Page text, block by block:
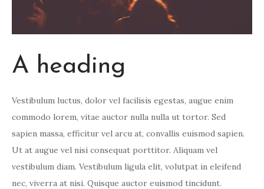
A heading
Vestibulum luctus, dolor vel facilisis egestas, augue enim
commodo lorem, vitae auctor nulla nulla ut tortor. Sed
sapien massa, efficitur vel arcu at, convallis euismod sapien.
Ut at augue vel nisi consequat porttitor. Aliquam vel
vestibulum diam. Vestibulum ligula elit, volutpat in eleifend
nec, viverra at nisi. Quisque auctor euismod tincidunt.